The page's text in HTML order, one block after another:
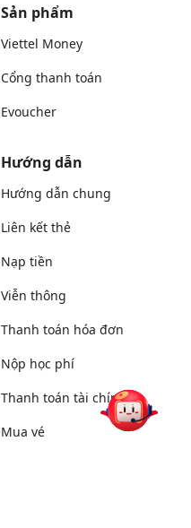
Sản phẩm
Viettel Money
Cổng thanh toán
Evoucher
Hướng dẫn
Hướng dẫn chung
Liên kết thẻ
Nạp tiền
Viễn thông
Thanh toán hóa đơn
Nộp học phí
Thanh toán tài chính
Mua vé